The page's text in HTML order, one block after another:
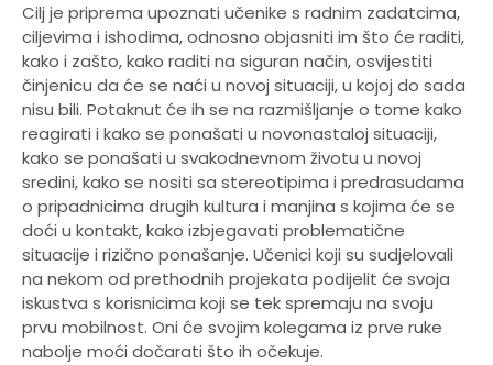
Cilj je priprema upoznati učenike s radnim zadatcima,
ciljevima i ishodima, odnosno objasniti im što će raditi,
kako i zašto, kako raditi na siguran način, osvijestiti
činjenicu da će se naći u novoj situaciji, u kojoj do sada
nisu bili. Potaknut će ih se na razmišljanje o tome kako
reagirati i kako se ponašati u novonastaloj situaciji,
kako se ponašati u svakodnevnom životu u novoj
sredini, kako se nositi sa stereotipima i predrasudama
o pripadnicima drugih kultura i manjina s kojima će se
doći u kontakt, kako izbjegavati problematične
situacije i rizično ponašanje. Učenici koji su sudjelovali
na nekom od prethodnih projekata podijelit će svoja
iskustva s korisnicima koji se tek spremaju na svoju
prvu mobilnost. Oni će svojim kolegama iz prve ruke
nabolje moći dočarati što ih očekuje.